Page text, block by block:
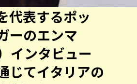
代表するポッ
ーのエンマ
インタビュー
じてイタリアの